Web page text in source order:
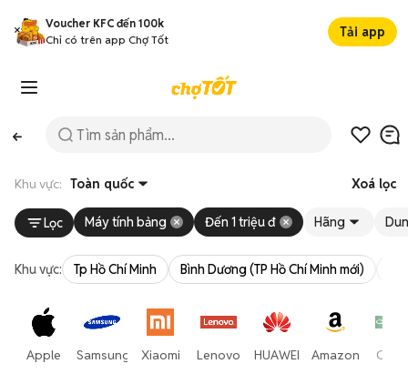
Voucher KFC đến 100k
Chỉ có trên app Chợ Tốt
Tải app
Khu vực: Toàn quốc Xoá lọc
Lọc Máy tính bảng Đến 1 triệu đ Hãng
Khu vực: Tp Hồ Chí Minh Bình Dương (TP Hồ Chí Minh mới)
Apple Samsung Xiaomi Lenovo HUAWEI Amazon